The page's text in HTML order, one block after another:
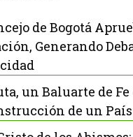
de Bogotá
Generando
un Baluarte de
de un País